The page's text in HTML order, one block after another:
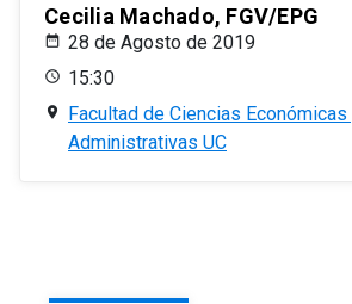
Cecilia Machado, FGV/EPG
28 de Agosto de 2019
15:30
Facultad de Ciencias Económicas
Administrativas UC